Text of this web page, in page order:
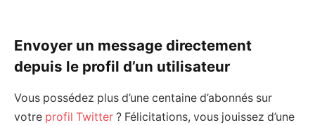
Envoyer un message directement
depuis le profil d’un utilisateur
Vous possédez plus d’une centaine d’abonnés sur
votre profil Twitter ? Félicitations, vous jouissez d’une